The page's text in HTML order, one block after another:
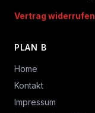
Vertrag widerrufen
PLAN B
Home
Kontakt
Impressum